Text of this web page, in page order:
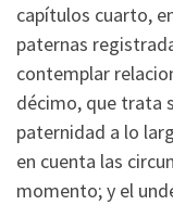
capítulos cuarto,
paternas
contemplar
décimo, que trata
paternidad a lo
en cuenta las
momento; y el